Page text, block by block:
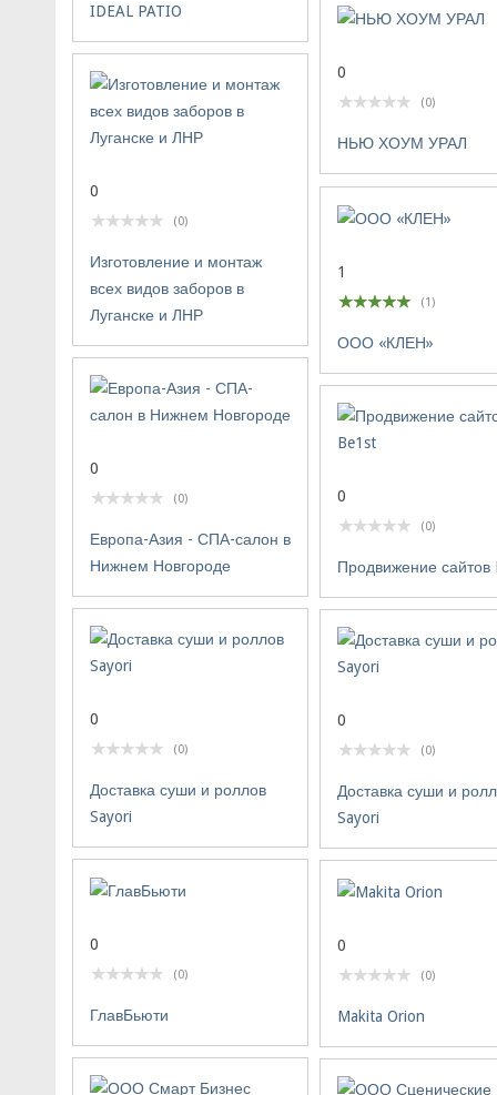
IDEAL PATIO
0
(0)
НЬЮ ХОУМ УРАЛ
0
(0)
Изготовление и монтаж
всех видов заборов в
Луганске и ЛНР
1
(1)
ООО «КЛЕН»
0
(0)
Европа-Азия - СПА-салон в
Нижнем Новгороде
0
(0)
Продвижение сайтов
0
(0)
Доставка суши и роллов
Sayori
0
(0)
Доставка суши и
Sayori
0
(0)
ГлавБьюти
0
(0)
Makita Orion